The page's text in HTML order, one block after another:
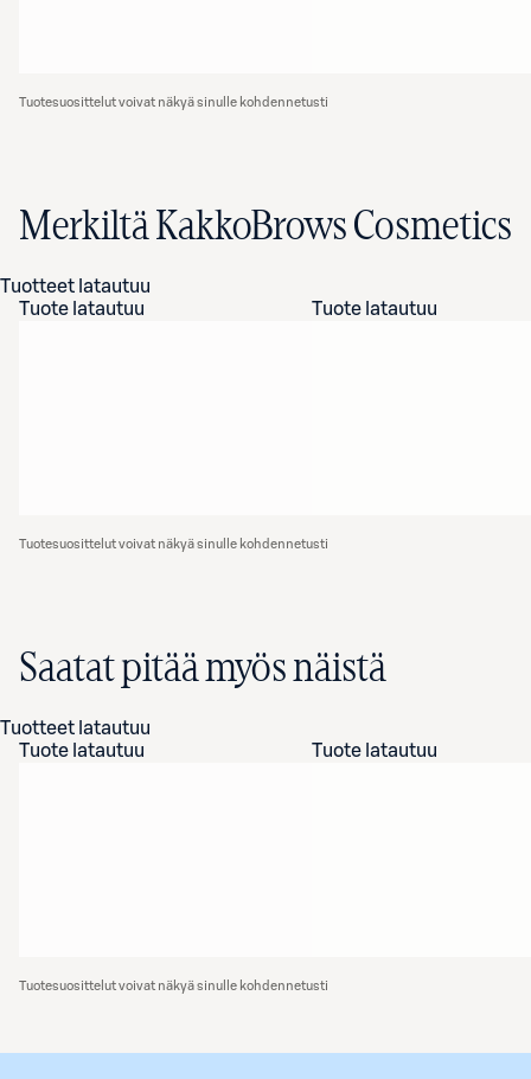
Tuotesuosittelut voivat näkyä sinulle kohdennetusti
Merkiltä KakkoBrows Cosmetics
Tuotteet latautuu
Tuote latautuu
Tuote latautuu
Tuotesuosittelut voivat näkyä sinulle kohdennetusti
Saatat pitää myös näistä
Tuotteet latautuu
Tuote latautuu
Tuote latautuu
Tuotesuosittelut voivat näkyä sinulle kohdennetusti